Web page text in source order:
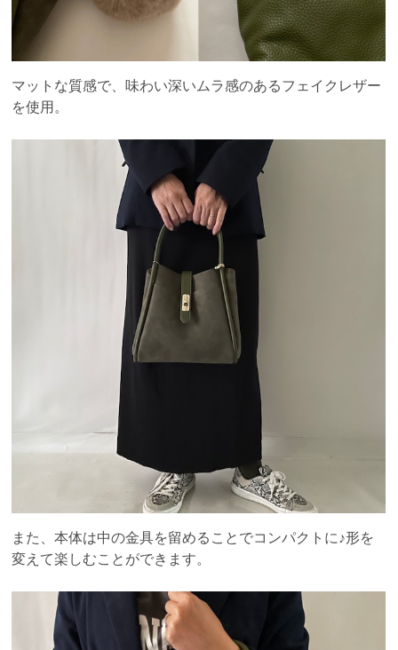
マットな質感で、味わい深いムラ感のあるフェイクレザー
を使用。
また、本体は中の金具を留めることでコンパクトに♪形を
変えて楽しむことができます。